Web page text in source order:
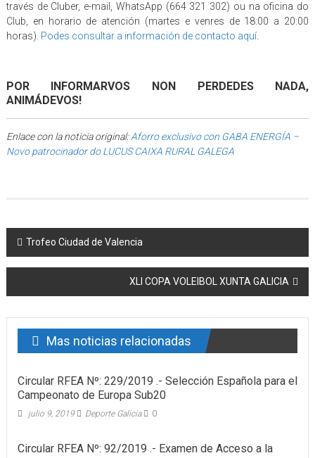
través de Cluber, e-mail, WhatsApp (664 321 302) ou na oficina do
Club, en horario de atención (martes e venres de 18:00 a 20:00
horas). Podes consultar a información de contacto aquí.
POR INFORMARVOS NON PERDEDES NADA,
ANIMÁDEVOS!
Enlace con la noticia original:Aforro exclusivo con GABA ENERGÍA –
Novo patrocinador do LUCUS CAIXA RURAL GALEGA
Post navigation
Trofeo Ciudad de Valencia
XLI COPA VOLEIBOL XUNTA GALICIA
Mas noticias relacionadas
Circular RFEA Nº: 229/2019 .- Selección Española para el
Campeonato de Europa Sub20
julio 9, 2019 Deporte Galicia 0
Circular RFEA Nº: 92/2019 .- Examen de Acceso a la